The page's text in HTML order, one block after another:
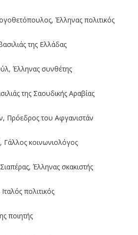
Έλληνας πολιτικός
της Ελλάδας
Έλληνας συνθέτης
της Σαουδικής Αραβίας
Πρόεδρος του Αφγανιστάν
Γάλλος κοινωνιολόγος
Έλληνας σκακιστής
πολιτικός
ποιητής